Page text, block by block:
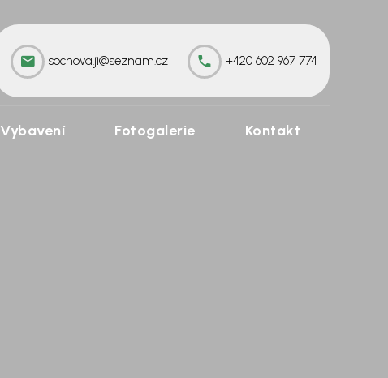
sochova.ji@seznam.cz +420 602 967 774
Vybavení Fotogalerie Kontakt